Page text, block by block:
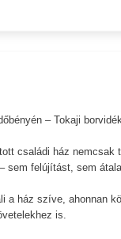
– Tokaji
családi ház nemcsak
sem felújítást, sem
a ház szíve, ahonnan
is.